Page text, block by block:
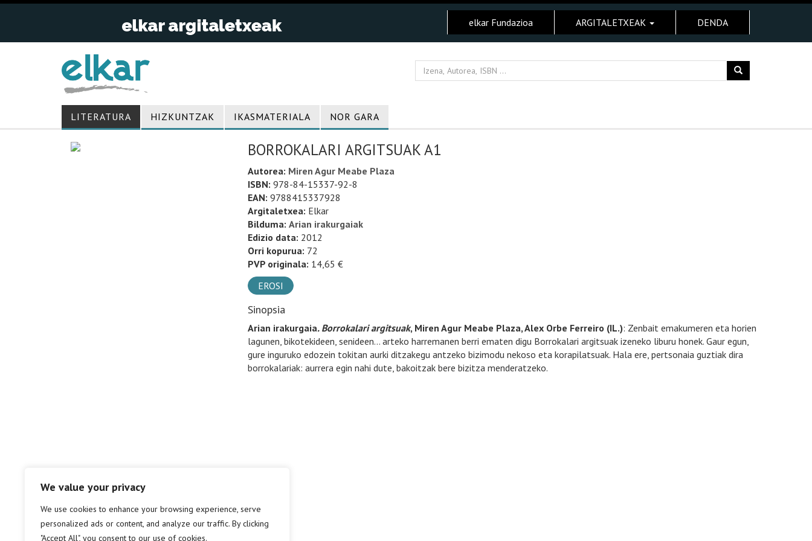
We value your privacy
We use cookies to enhance your browsing experience, serve
personalized ads or content, and analyze our traffic. By clicking
"Accept All", you consent to our use of cookies.
elkar Fundazioa ARGITALETXEAK DENDA
LITERATURA HIZKUNTZAK IKASMATERIALA NOR GARA
BORROKALARI ARGITSUAK A1
Autorea: Miren Agur Meabe Plaza
ISBN: 978-84-15337-92-8
EAN: 9788415337928
Argitaletxea: Elkar
Bilduma: Arian irakurgaiak
Edizio data: 2012
Orri kopurua: 72
PVP originala: 14,65 €
EROSI
Sinopsia
Arian irakurgaia. Borrokalari argitsuak, Miren Agur Meabe Plaza, Alex Orbe Ferreiro (IL.): Zenbait emakumeren eta horien
lagunen, bikotekideen, senideen… arteko harremanen berri ematen digu Borrokalari argitsuak izeneko liburu honek. Gaur egun,
gure inguruko edozein tokitan aurki ditzakegu antzeko bizimodu nekoso eta korapilatsuak. Hala ere, pertsonaia guztiak dira
borrokalariak: aurrera egin nahi dute, bakoitzak bere bizitza menderatzeko.